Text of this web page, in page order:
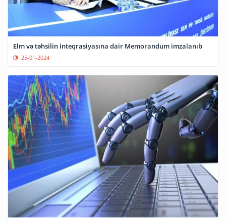
Elm və təhsilin inteqrasiyasına dair Memorandum imzalanıb
25-01-2024